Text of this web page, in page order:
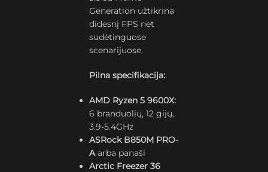
Generation užtikrina
didesnį FPS net
sudėtinguose
scenarijuose.
Pilna specifikacija:
AMD Ryzen 5 9600X:
6 branduolių, 12 gijų,
3.9-5.4GHz
ASRock B850M PRO-
Aarba panaši
Arctic Freezer 36